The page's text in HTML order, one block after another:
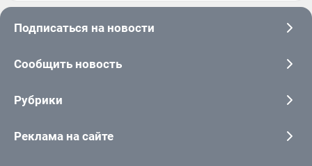
Подписаться на новости
Сообщить новость
Рубрики
Реклама на сайте